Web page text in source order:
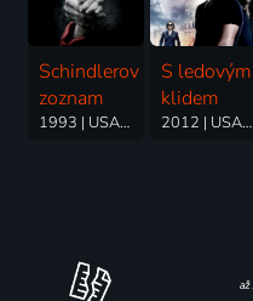
Schindlerov
zoznam
1993 | USA | Drama, Historický, Životopisný
S ledovým
klidem
2012 | USA, Španělsko | Akční, Drama, Thriller